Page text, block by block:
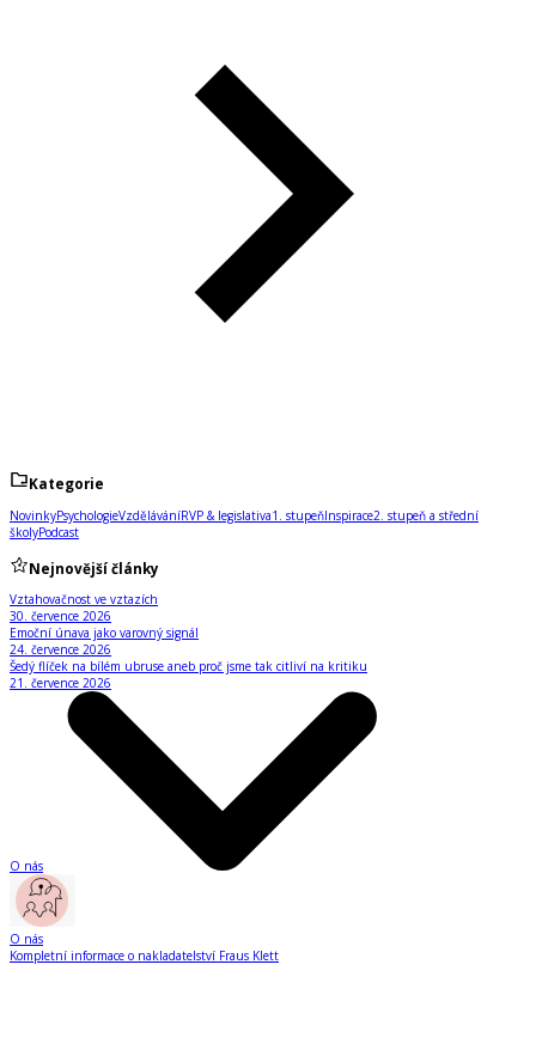
Kategorie
NovinkyPsychologieVzděláváníRVP & legislativa1. stupeňInspirace2. stupeň a střední
školyPodcast
Nejnovější články
Vztahovačnost ve vztazích
30. července 2026
Emoční únava jako varovný signál
24. července 2026
Šedý flíček na bílém ubruse aneb proč jsme tak citliví na kritiku
21. července 2026
O nás
O nás
Kompletní informace o nakladatelství Fraus Klett